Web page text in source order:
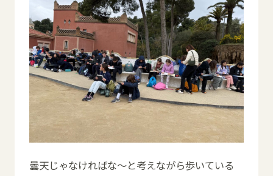
曇天じゃなければな〜と考えながら歩いている